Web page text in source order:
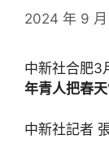
2024 年 9
中新社合肥3
年青人把春天
中新社記者